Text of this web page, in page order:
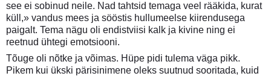
see ei sobinud neile. Nad tahtsid temaga veel rääkida, kurat
küll,» vandus mees ja sööstis hullumeelse kiirendusega
paigalt. Tema nägu oli endistviisi kalk ja kivine ning ei
reetnud ühtegi emotsiooni.
Tõuge oli nõtke ja võimas. Hüpe pidi tulema väga pikk.
Pikem kui ükski pärisinimene oleks suutnud sooritada, kuid